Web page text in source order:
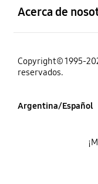
Acerca de
Copyright© 1995-
reservados.
Argentina/Español